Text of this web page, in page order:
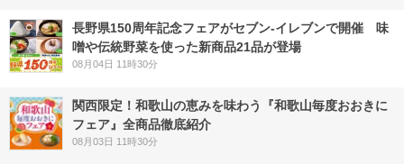
長野県150周年記念フェアがセブン-イレブンで開催 味
噌や伝統野菜を使った新商品21品が登場
08月04日 11時30分
関西限定！和歌山の恵みを味わう『和歌山毎度おおきに
フェア』全商品徹底紹介
08月03日 11時30分